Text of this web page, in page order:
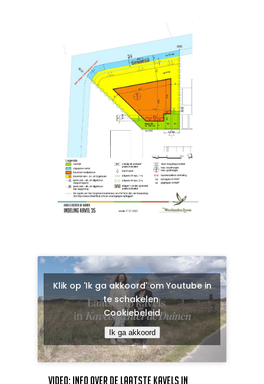
Klik op 'Ik ga akkoord' om Youtube in
te schakelen
Cookiebeleid
Ik ga akkoord
Video: Info over de laatste kavels in